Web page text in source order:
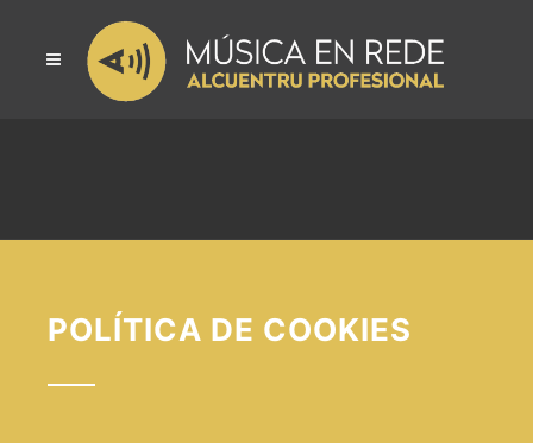
POLÍTICA DE COOKIES